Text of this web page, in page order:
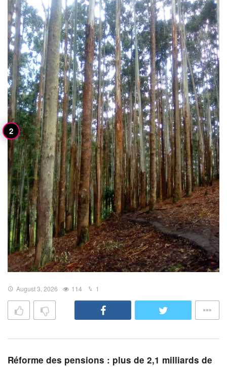
August 3, 2026 114 1
Réforme des pensions : plus de 2,1 milliards de